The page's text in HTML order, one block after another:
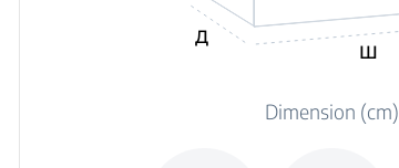
Д
Ш
Dimension (cm)